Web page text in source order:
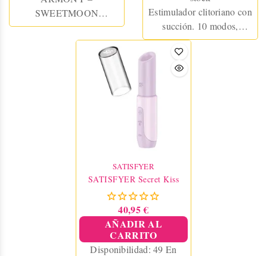
SWEETMOON
SUCCIONADOR
CLITORIS & PUNTO G
Estimulador clitoriano con
succión. 10 modos,
funciona con pilas AAA
(incluidas), discreto y
perfecto para iniciarse en el
SATISFYER
SATISFYER Secret Kiss
40,95 €
AÑADIR AL
CARRITO
Disponibilidad:49 En